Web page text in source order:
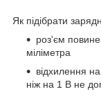
Як підібрати
роз'єм
міліметра
відхилення
ніж на 1 В не